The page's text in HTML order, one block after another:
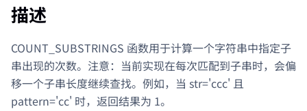
描述
COUNT_SUBSTRINGS 函数用于计算一个字符串中指定子
串出现的次数。注意：当前实现在每次匹配到子串时，会偏
移一个子串长度继续查找。例如，当 str='ccc' 且
pattern='cc' 时，返回结果为 1。